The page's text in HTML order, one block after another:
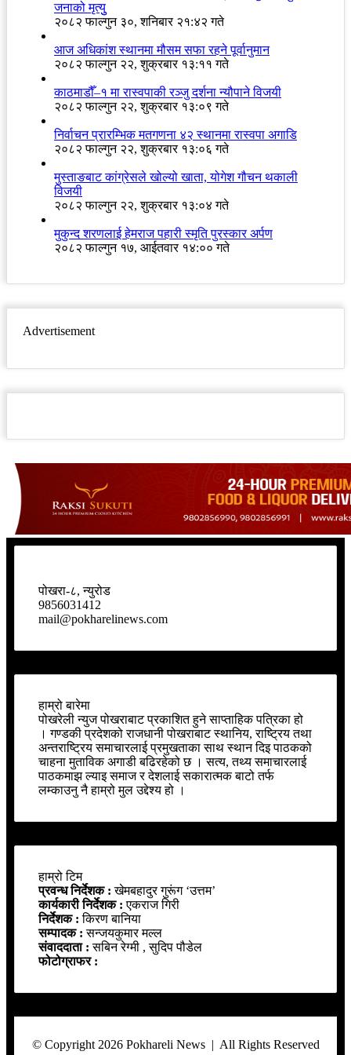
जनाको मृत्युु
२०८२ फाल्गुन ३०, शनिबार २१:४२ गते
आज अधिकांश स्थानमा मौसम सफा रहने पूर्वानुमान
२०८२ फाल्गुन २२, शुक्रबार १३:११ गते
काठमाडौँ–१ मा रास्वपाकी रञ्जु दर्शना न्यौपाने विजयी
२०८२ फाल्गुन २२, शुक्रबार १३:०९ गते
निर्वाचन प्रारम्भिक मतगणना ४२ स्थानमा रास्वपा अगाडि
२०८२ फाल्गुन २२, शुक्रबार १३:०६ गते
मुस्ताङबाट कांग्रेसले खोल्यो खाता, योगेश गौचन थकाली
विजयी
२०८२ फाल्गुन २२, शुक्रबार १३:०४ गते
मुकुन्द शरणलाई हेमराज पहारी स्मृति पुरस्कार अर्पण
२०८२ फाल्गुन १७, आईतवार १४:०० गते
Advertisement
पोखरा-८, न्युरोड
9856031412
mail@pokharelinews.com
हाम्रो बारेमा
पोखरेली न्युज पोखराबाट प्रकाशित हुने साप्ताहिक पत्रिका हो
। गण्डकी प्रदेशको राजधानी पोखराबाट स्थानिय, राष्ट्रिय तथा
अन्तराष्ट्रिय समाचारलाई प्रमुखताका साथ स्थान दिइ पाठकको
चाहना मुताविक अगाडी बढिरहेको छ । सत्य, तथ्य समाचारलाई
पाठकमाझ ल्याइ समाज र देशलाई सकारात्मक बाटो तर्फ
लम्काउनु नै हाम्रो मुल उद्देश्य हो ।
हाम्रो टिम
प्रवन्ध निर्देशक :खेमबहादुर गुरूंग ‘उत्तम’
कार्यकारी निर्देशक :एकराज गिरी
निर्देशक :किरण बानिया
सम्पादक :सन्जयकुमार मल्ल
संवाददाता :सबिन रेग्मी , सुदिप पौडेल
फोटोग्राफर :
© Copyright 2026 Pokhareli News | All Rights Reserved